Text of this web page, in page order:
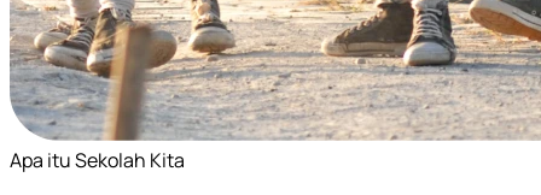
Apa itu Sekolah Kita